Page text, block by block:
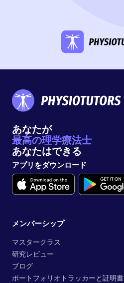
あなたが
最高の理学療法士
あなたはできる
アプリをダウンロード
メンバーシップ
マスタークラス
研究レビュー
ブログ
ポートフォリオトラッカーと証明書